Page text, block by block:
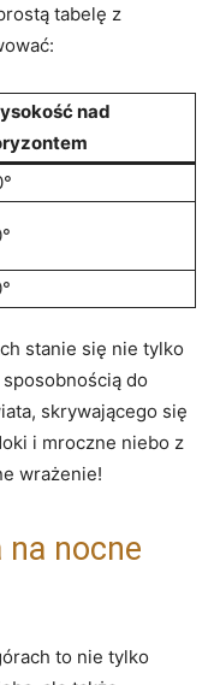
tabelę z
nad
stanie się nie tylko
do
skrywającego się
⁣i mroczne niebo z
wrażenie!
na nocne
to nie tylko